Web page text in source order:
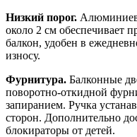
Низкий порог.
около 2 см обеспечивает
балкон, удобен в
износу.
Фурнитура. Балконные
поворотно-откидной
запиранием. Ручка
сторон. Дополнительно
блокираторы от детей.